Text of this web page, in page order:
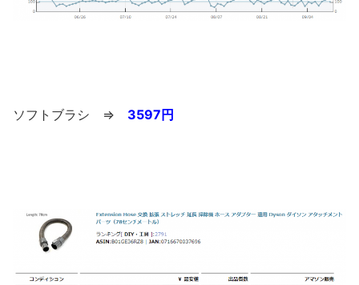
ソフトブラシ ⇒ 3597円